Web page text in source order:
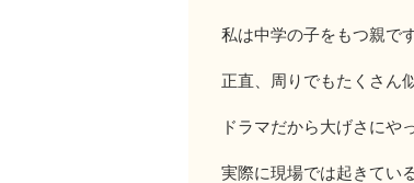
私は中学の子をもつ親です
正直、周りでもたくさん
ドラマだから大げさにや
実際に現場では起きてい